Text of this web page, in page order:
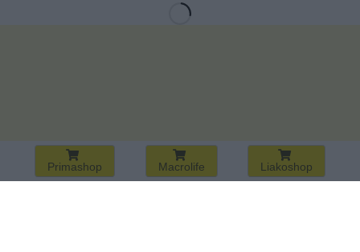
Primashop Macrolife Liakoshop